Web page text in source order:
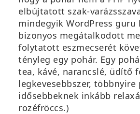
elbújtatott szak-
mindegyik WordPress guru
bizonyos megátalkodott
folytatott eszmecserét
tényleg egy pohár. Egy
tea, kávé, narancslé, üdítő
legkevesebbszer, többnyire
idősebbeknek inkább
rozéfröccs.)